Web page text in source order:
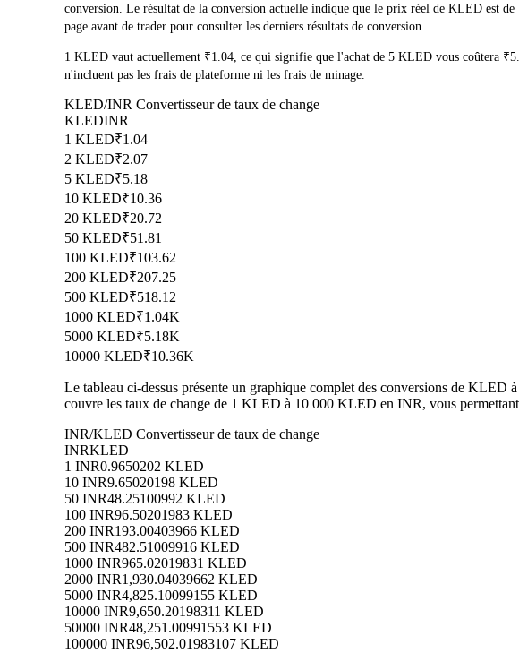
conversion. Le résultat de la conversion actuelle indique que le prix réel de KLED est
page avant de trader pour consulter les derniers résultats de conversion.
1 KLED vaut actuellement ₹1.04, ce qui signifie que l'achat de 5 KLED vous coûtera
n'incluent pas les frais de plateforme ni les frais de minage.
KLED/INR Convertisseur de taux de change
KLEDINR
1 KLED₹1.04
2 KLED₹2.07
5 KLED₹5.18
10 KLED₹10.36
20 KLED₹20.72
50 KLED₹51.81
100 KLED₹103.62
200 KLED₹207.25
500 KLED₹518.12
1000 KLED₹1.04K
5000 KLED₹5.18K
10000 KLED₹10.36K
Le tableau ci-dessus présente un graphique complet des conversions de
couvre les taux de change de 1 KLED à 10 000 KLED en INR, vous
INR/KLED Convertisseur de taux de change
INRKLED
1 INR0.9650202 KLED
10 INR9.65020198 KLED
50 INR48.25100992 KLED
100 INR96.50201983 KLED
200 INR193.00403966 KLED
500 INR482.51009916 KLED
1000 INR965.02019831 KLED
2000 INR1,930.04039662 KLED
5000 INR4,825.10099155 KLED
10000 INR9,650.20198311 KLED
50000 INR48,251.00991553 KLED
100000 INR96,502.01983107 KLED